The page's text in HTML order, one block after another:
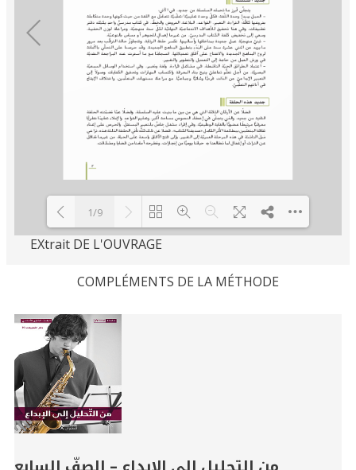
1/9
EXtrait DE L'OUVRAGE
COMPLÉMENTS DE LA MÉTHODE
Related
Books
من التحليل إلى الإبداع – الصفّ السابع